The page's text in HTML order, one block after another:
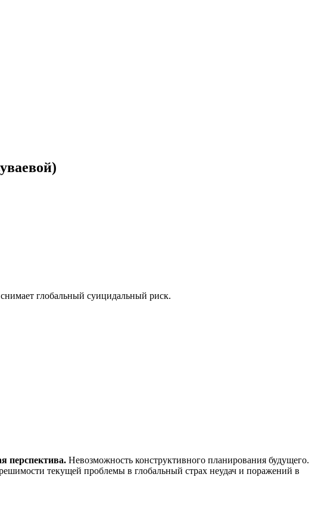
глобальный суицидальный риск.
перспектива. Невозможность конструктивного планирования будущего.
текущей проблемы в глобальный страх неудач и поражений в